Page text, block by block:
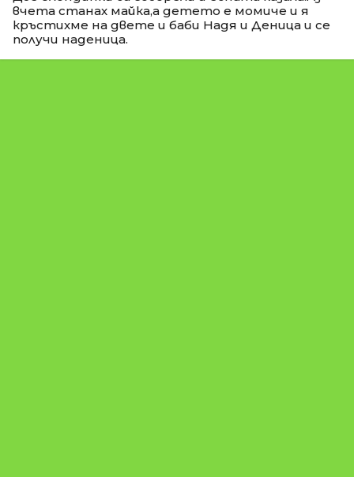
вчета станах майка,а детето е момиче и я
кръстихме на двете и баби Надя и Деница и се
получи наденица.